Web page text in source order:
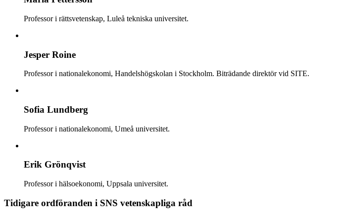
Professor i rättsvetenskap, Luleå tekniska universitet.
Jesper Roine
Professor i nationalekonomi, Handelshögskolan i Stockholm. Biträdande direktör vid SITE.
Sofia Lundberg
Professor i nationalekonomi, Umeå universitet.
Erik Grönqvist
Professor i hälsoekonomi, Uppsala universitet.
Tidigare ordföranden i SNS vetenskapliga råd